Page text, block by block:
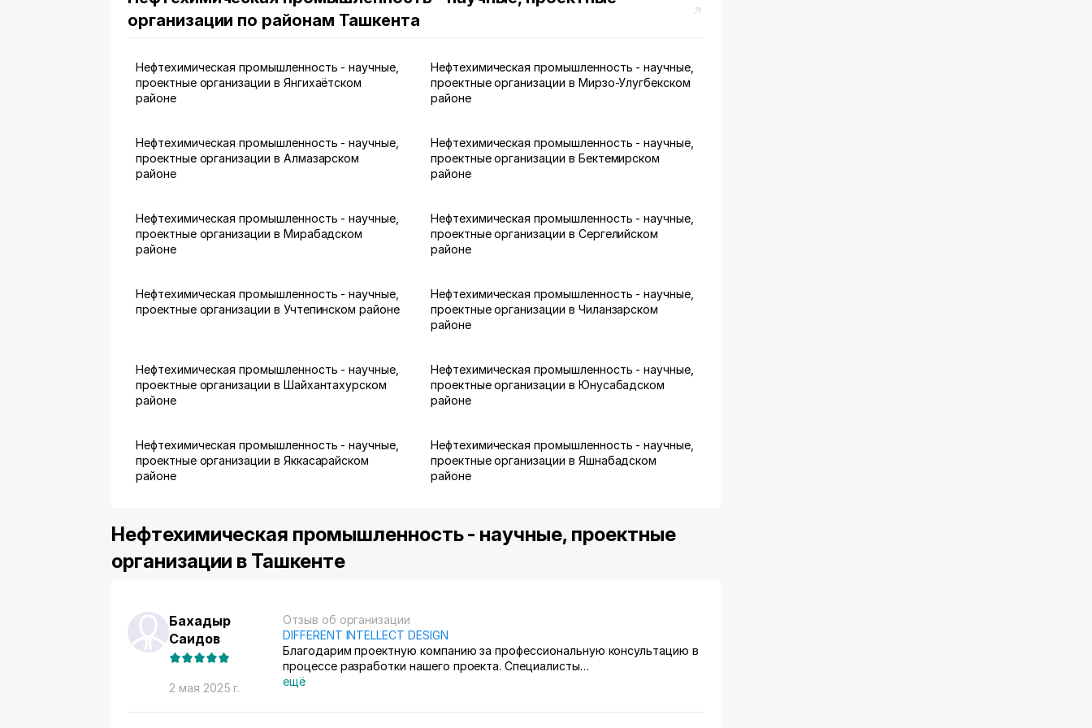
организации по районам Ташкента
Нефтехимическая промышленность - научные,
проектные организации в Янгихаётском
районе
Нефтехимическая промышленность - научные,
проектные организации в Мирзо-Улугбекском
районе
Нефтехимическая промышленность - научные,
проектные организации в Алмазарском
районе
Нефтехимическая промышленность - научные,
проектные организации в Бектемирском
районе
Нефтехимическая промышленность - научные,
проектные организации в Мирабадском
районе
Нефтехимическая промышленность - научные,
проектные организации в Сергелийском
районе
Нефтехимическая промышленность - научные,
проектные организации в Учтепинском районе
Нефтехимическая промышленность - научные,
проектные организации в Чиланзарском
районе
Нефтехимическая промышленность - научные,
проектные организации в Шайхантахурском
районе
Нефтехимическая промышленность - научные,
проектные организации в Юнусабадском
районе
Нефтехимическая промышленность - научные,
проектные организации в Яккасарайском
районе
Нефтехимическая промышленность - научные,
проектные организации в Яшнабадском
районе
Нефтехимическая промышленность - научные, проектные
организации в Ташкенте
Бахадыр
Саидов
2 мая 2025 г.
Отзыв об организации
DIFFERENT INTELLECT DESIGN
Благодарим проектную компанию за профессиональную консультацию в
процессе разработки нашего проекта. Специалисты
продемонстрировали глубокую экспертизу, внимательное отношение к
значительно упростили процесс дальнейшей работы. Консультации были
ещё